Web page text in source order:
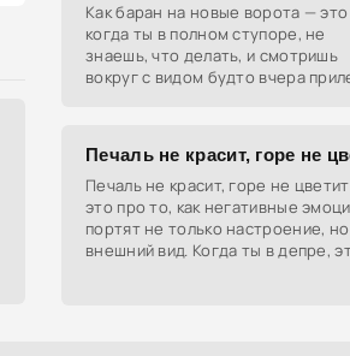
Как баран на новые ворота — это
когда ты в полном ступоре, не
знаешь, что делать, и смотришь
вокруг с видом будто вчера
Печаль не красит, горе не
Печаль не красит, горе не
это про то, как негативные
портят не только настроение,
внешний вид. Когда ты в депре,